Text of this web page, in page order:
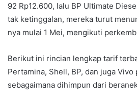
92 Rp12.600, lalu BP Ultimate
tak ketinggalan, mereka turut
nya mulai 1 Mei, mengikuti
Berikut ini rincian lengkap tarif
Pertamina, Shell, BP, dan juga Vivo
sebagaimana dihimpun dari